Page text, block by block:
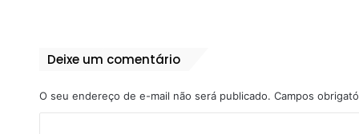
Deixe um comentário
O seu endereço de e-mail não será publicado. Campos